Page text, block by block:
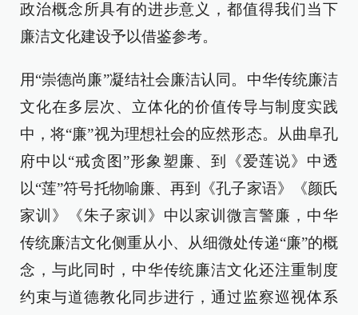
政治概念所具有的进步意义，都值得我们当下
廉洁文化建设予以借鉴参考。
用“崇德尚廉”凝结社会廉洁认同。中华传统廉洁
文化在多层次、立体化的价值传导与制度实践
中，将“廉”视为理想社会的应然形态。从曲阜孔
府中以“戒贪图”形象塑廉、到《爱莲说》中透
以“莲”符号托物喻廉、再到《孔子家语》《颜氏
家训》《朱子家训》中以家训微言警廉，中华
传统廉洁文化侧重从小、从细微处传递“廉”的概
念，与此同时，中华传统廉洁文化还注重制度
约束与道德教化同步进行，通过监察巡视体系